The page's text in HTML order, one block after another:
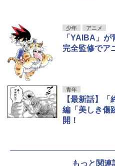
少年 アニメ
「YAIBA」
完全監修でア
青年
【最新話】
編「美しき傷
開！
もっと関連